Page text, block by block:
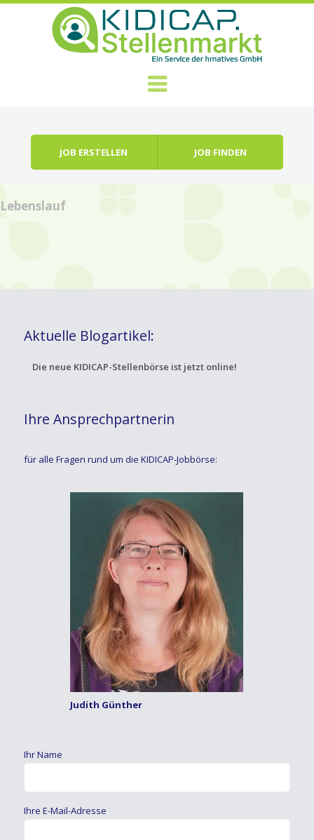
JOB ERSTELLEN JOB FINDEN
Lebenslauf
Aktuelle Blogartikel:
Die neue KIDICAP-Stellenbörse ist jetzt online!
Ihre Ansprechpartnerin
für alle Fragen rund um die KIDICAP-Jobbörse:
Judith Günther
Ihr Name
Ihre E-Mail-Adresse